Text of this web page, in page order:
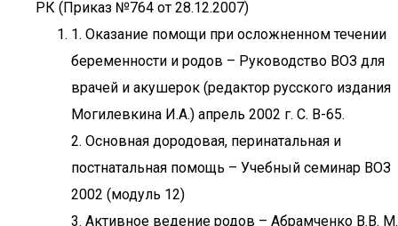
РК (Приказ №764 от 28.12.2007)
1. Оказание помощи при осложненном течении
беременности и родов – Руководство ВОЗ для
врачей и акушерок (редактор русского издания
Могилевкина И.А.) апрель 2002 г. С. В-65.
2. Основная дородовая, перинатальная и
постнатальная помощь – Учебный семинар ВОЗ
2002 (модуль 12)
3. Активное ведение родов – Абрамченко В.В. М.